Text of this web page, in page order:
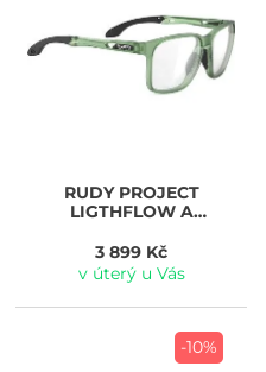
RUDY PROJECT
LIGTHFLOW A
3 899 Kč
v úterý u Vás
-10%